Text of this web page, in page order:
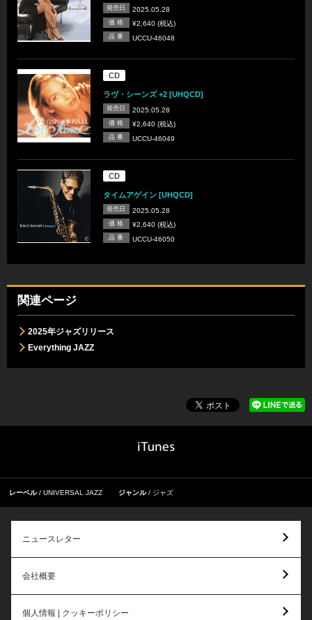
発売日 2025.05.28
価 格 ¥2,640 (税込)
品 番 UCCU-46048
CD
ラヴ・シーンズ +2 [UHQCD]
発売日 2025.05.28
価 格 ¥2,640 (税込)
品 番 UCCU-46049
CD
タイムアゲイン [UHQCD]
発売日 2025.05.28
価 格 ¥2,640 (税込)
品 番 UCCU-46050
関連ページ
2025年ジャズリリース
Everything JAZZ
レーベル UNIVERSAL JAZZ ジャンル ジャズ
ニュースレター
会社概要
個人情報 | クッキーポリシー